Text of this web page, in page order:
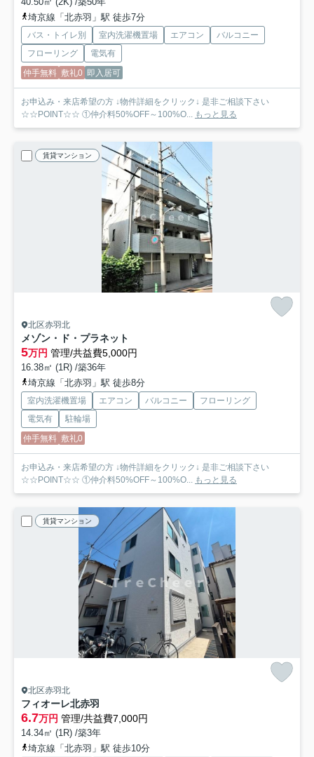
埼京線「北赤羽」駅 徒歩7分
バス・トイレ別 室内洗濯機置場 エアコン
バルコニー
フローリング
電気有
仲手無料 敷礼0 即入居可
お申込み・来店希望の方 ↓物件詳細をクリック↓ 是非ご相談下さい
☆☆POINT☆☆ ①仲介料50%OFF～100%O... もっと見る
賃貸マンション
北区赤羽北
メゾン・ド・プラネット
5万円 管理/共益費5,000円
16.38㎡ (1R) /築36年
埼京線「北赤羽」駅 徒歩8分
室内洗濯機置場 エアコン バルコニー
フローリング
電気有
駐輪場
仲手無料 敷礼0
お申込み・来店希望の方 ↓物件詳細をクリック↓ 是非ご相談下さい
☆☆POINT☆☆ ①仲介料50%OFF～100%O... もっと見る
賃貸マンション
北区赤羽北
フィオーレ北赤羽
6.7万円 管理/共益費7,000円
14.34㎡ (1R) /築3年
埼京線「北赤羽」駅 徒歩10分